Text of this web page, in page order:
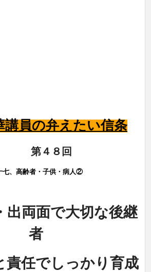
講員の弁えたい信条
第４８回
七、高齢者・子供・病人②
出両面で大切な後継
者
責任でしっかり育成